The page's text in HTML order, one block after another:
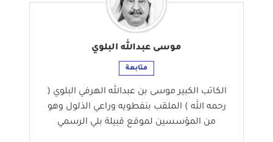
موسى عبدالله البلوي
متابعة
الكاتب الكبير موسى بن عبدالله الهرفي البلوي (
رحمه الله ) الملقب بنفطويه وراعي الذلول وهو
من المؤسسين لموقع قبيلة بلي الرسمي